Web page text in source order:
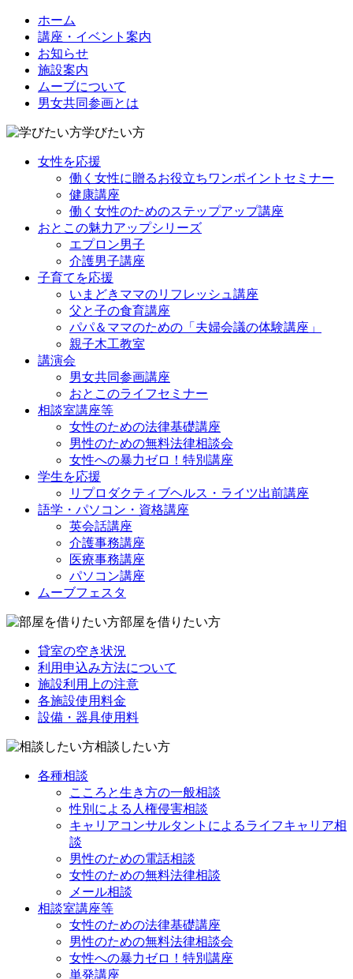
ホーム
講座・イベント案内
お知らせ
施設案内
ムーブについて
男女共同参画とは
学びたい方
女性を応援
働く女性に贈るお役立ちワンポイントセミナー
健康講座
働く女性のためのステップアップ講座
おとこの魅力アップシリーズ
エプロン男子
介護男子講座
子育てを応援
いまどきママのリフレッシュ講座
父と子の食育講座
パパ＆ママのための「夫婦会議の体験講座」
親子木工教室
講演会
男女共同参画講座
おとこのライフセミナー
相談室講座等
女性のための法律基礎講座
男性のための無料法律相談会
女性への暴力ゼロ！特別講座
学生を応援
リプロダクティブヘルス・ライツ出前講座
語学・パソコン・資格講座
英会話講座
介護事務講座
医療事務講座
パソコン講座
ムーブフェスタ
部屋を借りたい方
貸室の空き状況
利用申込み方法について
施設利用上の注意
各施設使用料金
設備・器具使用料
相談したい方
各種相談
こころと生き方の一般相談
性別による人権侵害相談
キャリアコンサルタントによるライフキャリア相
談
男性のための電話相談
女性のための無料法律相談
メール相談
相談室講座等
女性のための法律基礎講座
男性のための無料法律相談会
女性への暴力ゼロ！特別講座
単発講座